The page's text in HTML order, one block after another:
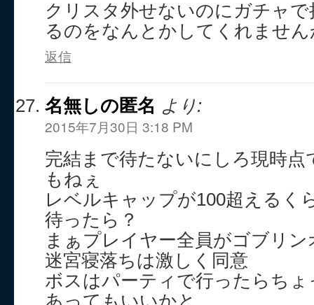
クリスタ外せないのにガチャ
るのをなんとかしてくれません
返信
名無しの匿名 より:
2015年7月30日 3:18 PM
完結まで待たないにしろ現時点
もねぇ
レベルキャップが100超えるく
待ったら？
まぁプレイヤー全員がゴブリ
迷宮寝落ちは激しく同意
ボスはパーティで行ったらち
あってもいいかと